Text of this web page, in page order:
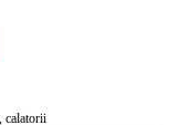
calatorii